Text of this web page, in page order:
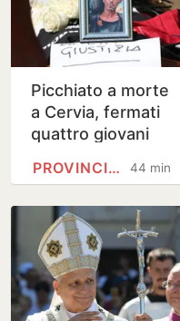
Picchiato a morte
a Cervia, fermati
quattro giovani
44 minuti
PROVINCIA DI FORLÌ-CESENA